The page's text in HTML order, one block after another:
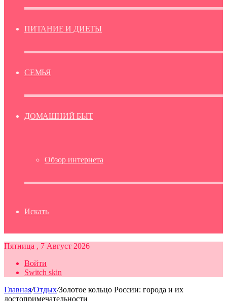
ПИТАНИЕ И ДИЕТЫ
СЕМЬЯ
ДОМАШНИЙ БЫТ
Обзор интернета
Искать
Пятница , 7 Август 2026
Войти
Switch skin
Главная/Отдых/Золотое кольцо России: города и их
достопримечательности